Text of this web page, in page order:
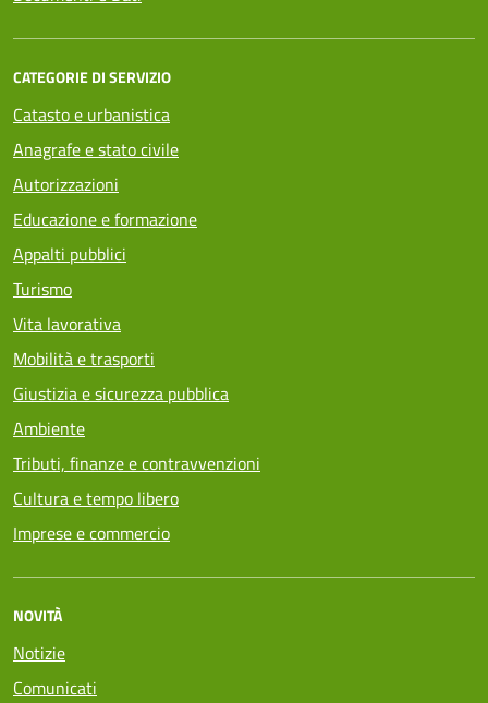
CATEGORIE DI SERVIZIO
Catasto e urbanistica
Anagrafe e stato civile
Autorizzazioni
Educazione e formazione
Appalti pubblici
Turismo
Vita lavorativa
Mobilità e trasporti
Giustizia e sicurezza pubblica
Ambiente
Tributi, finanze e contravvenzioni
Cultura e tempo libero
Imprese e commercio
NOVITÀ
Notizie
Comunicati